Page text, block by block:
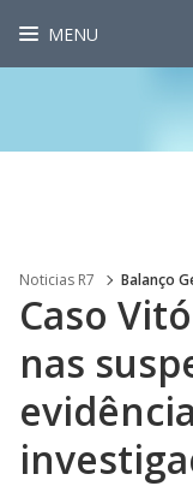
MENU
Noticias R7 Balanço
Caso
nas